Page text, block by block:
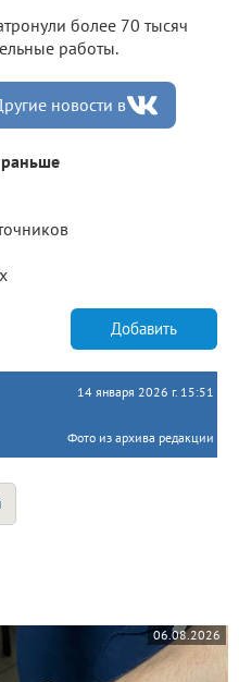
более 70 тысяч
работы.
новости в
Добавить
14 января 2026 г. 15:51
Фото из архива редакции
06.08.2026